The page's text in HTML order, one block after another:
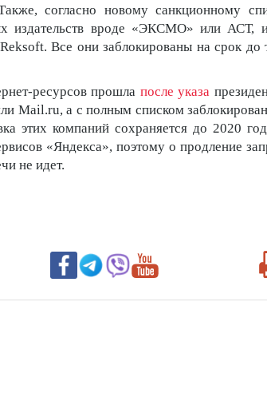
согласно новому санкционному
издательств вроде «ЭКСМО» или АСТ,
Все они заблокированы на срок до
ресурсов прошла после указа
Mail.ru, а с полным списком
этих компаний сохраняется до 2020
«Яндекса», поэтому о продление
не идет.